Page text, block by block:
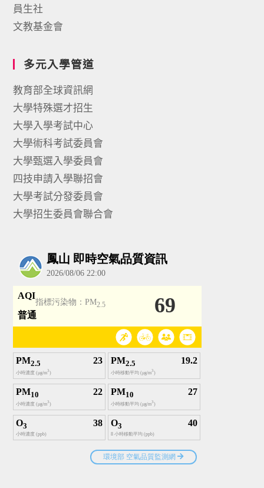
員生社
文教基金會
多元入學管道
教育部全球資訊網
大學特殊選才招生
大學入學考試中心
大學術科考試委員會
大學甄選入學委員會
四技申請入學聯招會
大學考試分發委員會
大學招生委員會聯合會